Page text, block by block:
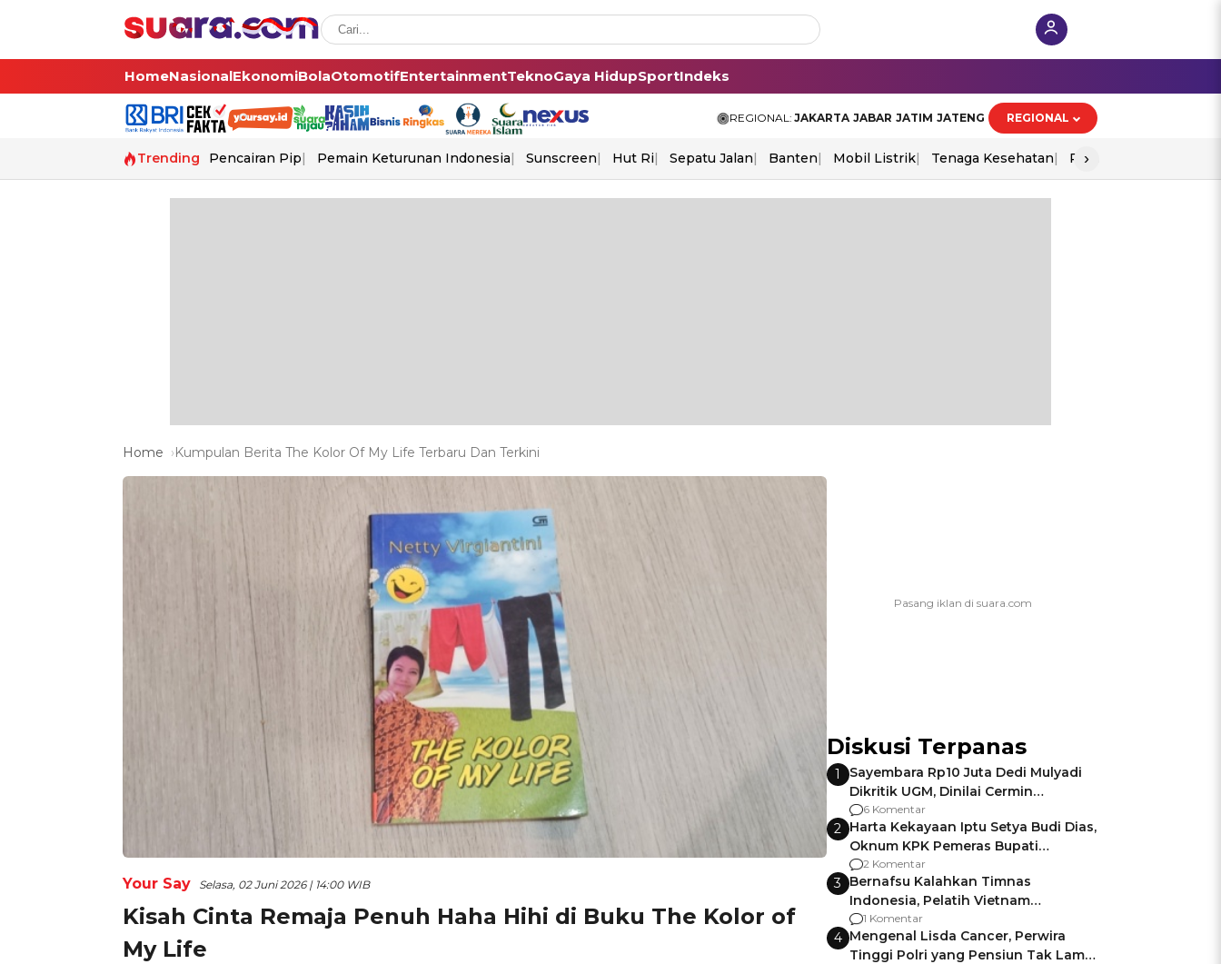
HomeNasionalEkonomiBolaOtomotifEntertainmentTeknoGaya HidupSportIndeks
REGIONAL: JAKARTA JABAR JATIM JATENG REGIONAL
Trending Pencairan Pip Pemain Keturunan Indonesia Sunscreen Hut Ri Sepatu Jalan Banten Mobil Listrik Tenaga Kesehatan Perang As-Iran
›
Home Kumpulan Berita The Kolor Of My Life Terbaru Dan Terkini
Your Say Selasa, 02 Juni 2026 | 14:00 WIB
Kisah Cinta Remaja Penuh Haha Hihi di Buku The Kolor of
My Life
Diskusi Terpanas
1
Sayembara Rp10 Juta Dedi Mulyadi
Dikritik UGM, Dinilai Cermin
Gagalnya Negara Jamin Keamanan
6 Komentar
2 Harta Kekayaan Iptu Setya Budi Dias,
Oknum KPK Pemeras Bupati
Pemalang
2 Komentar
3 Bernafsu Kalahkan Timnas
Indonesia, Pelatih Vietnam
Berencana Pakai Jimat di Pakansari
1 Komentar
4 Mengenal Lisda Cancer, Perwira
Tinggi Polri yang Pensiun Tak Lama